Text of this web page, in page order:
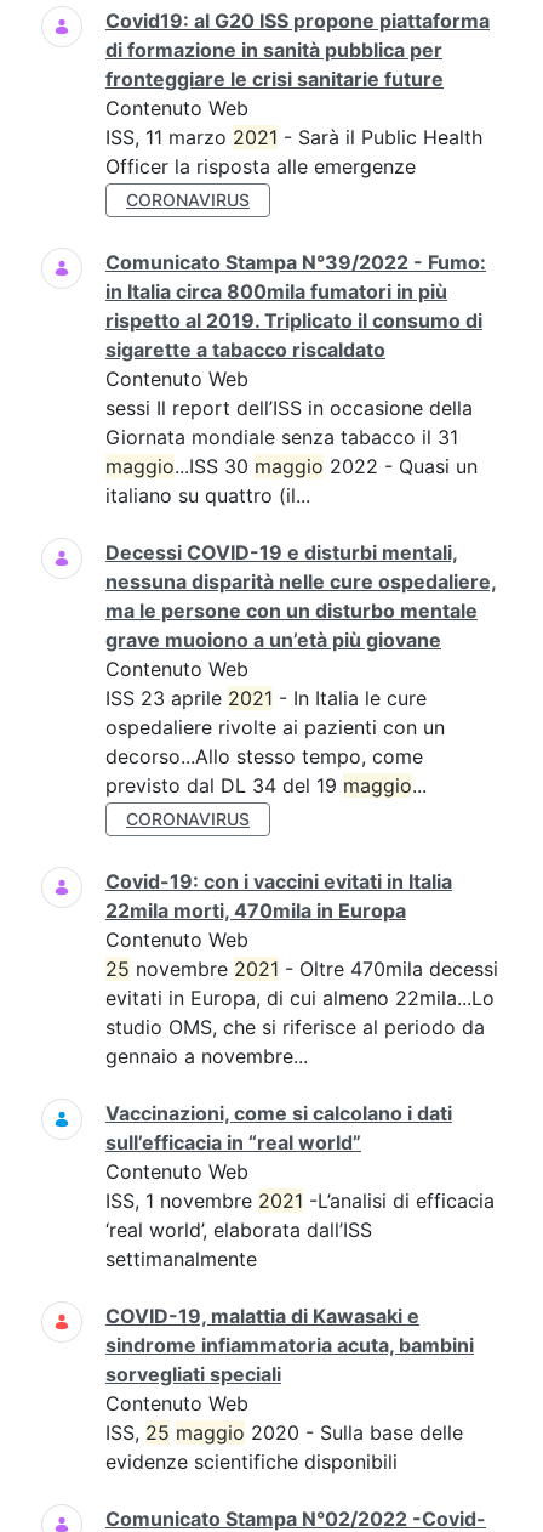
Covid19: al G20 ISS propone piattaforma
di formazione in sanità pubblica per
fronteggiare le crisi sanitarie future
Contenuto Web
ISS, 11 marzo 2021 - Sarà il Public Health
Officer la risposta alle emergenze
CORONAVIRUS
Comunicato Stampa N°39/2022 - Fumo:
in Italia circa 800mila fumatori in più
rispetto al 2019. Triplicato il consumo di
sigarette a tabacco riscaldato
Contenuto Web
sessi Il report dell’ISS in occasione della
Giornata mondiale senza tabacco il 31
maggio...ISS 30 maggio 2022 - Quasi un
italiano su quattro (il...
Decessi COVID-19 e disturbi mentali,
nessuna disparità nelle cure ospedaliere,
ma le persone con un disturbo mentale
grave muoiono a un’età più giovane
Contenuto Web
ISS 23 aprile 2021 - In Italia le cure
ospedaliere rivolte ai pazienti con un
decorso...Allo stesso tempo, come
previsto dal DL 34 del 19 maggio...
CORONAVIRUS
Covid-19: con i vaccini evitati in Italia
22mila morti, 470mila in Europa
Contenuto Web
25 novembre 2021 - Oltre 470mila decessi
evitati in Europa, di cui almeno 22mila...Lo
studio OMS, che si riferisce al periodo da
gennaio a novembre...
Vaccinazioni, come si calcolano i dati
sull’efficacia in “real world”
Contenuto Web
ISS, 1 novembre 2021 -L’analisi di efficacia
‘real world’, elaborata dall’ISS
settimanalmente
COVID-19, malattia di Kawasaki e
sindrome infiammatoria acuta, bambini
sorvegliati speciali
Contenuto Web
ISS, 25 maggio 2020 - Sulla base delle
evidenze scientifiche disponibili
Comunicato Stampa N°02/2022 -Covid-